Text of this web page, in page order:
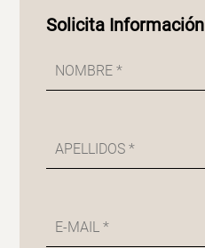
Solicita Información